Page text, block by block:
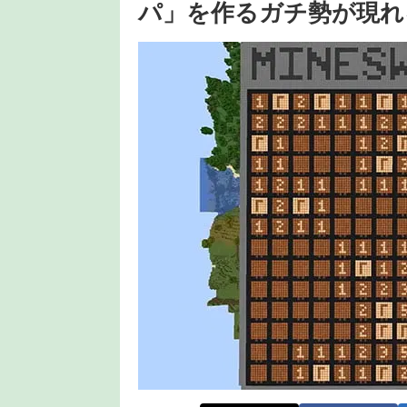
パ」を作るガチ勢が現